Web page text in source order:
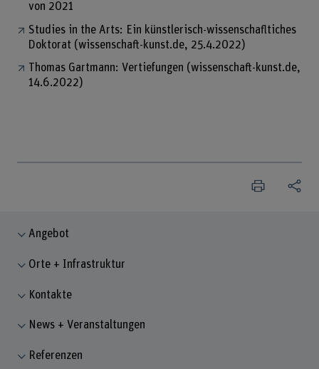
von 2021
Studies in the Arts: Ein künstlerisch-wissenschafltiches
Doktorat (wissenschaft-kunst.de, 25.4.2022)
Thomas Gartmann: Vertiefungen (wissenschaft-kunst.de,
14.6.2022)
Angebot
Orte + Infrastruktur
Kontakte
News + Veranstaltungen
Referenzen